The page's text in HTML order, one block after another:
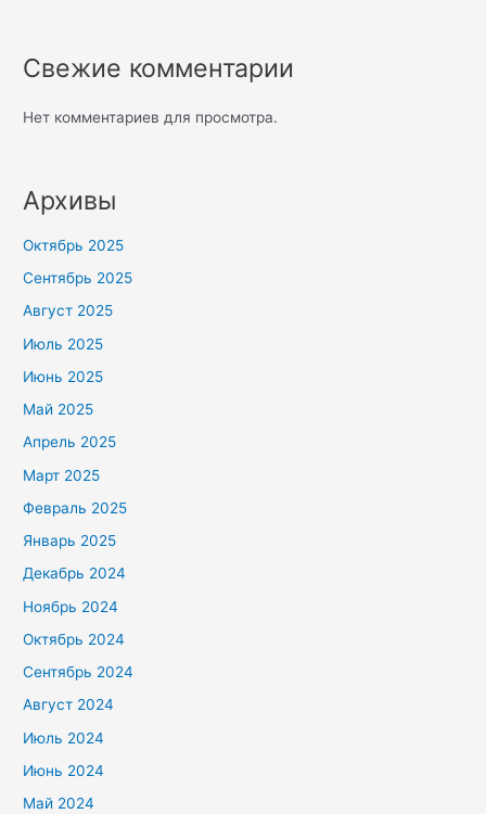
Свежие комментарии
Нет комментариев для просмотра.
Архивы
Октябрь 2025
Сентябрь 2025
Август 2025
Июль 2025
Июнь 2025
Май 2025
Апрель 2025
Март 2025
Февраль 2025
Январь 2025
Декабрь 2024
Ноябрь 2024
Октябрь 2024
Сентябрь 2024
Август 2024
Июль 2024
Июнь 2024
Май 2024